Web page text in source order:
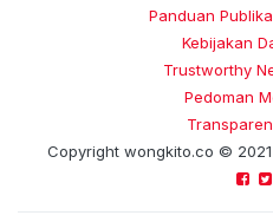
Panduan
Kebijakan
Trustworthy
Pedoman
Copyright wongkito.co ©